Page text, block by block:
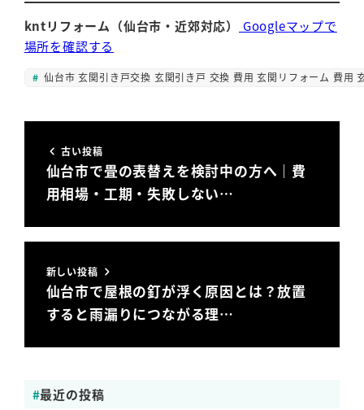
kntリフォーム（仙台市・近郊対応）
Googleマップで
場所を確認する
仙台市 玄関引き戸交換 玄関引き戸 交換 費用 玄関リフォーム 費用
古い投稿
仙台市で畳の表替えを検討中の方へ｜費
用相場・工期・失敗しない…
新しい投稿
仙台市で屋根の釘が浮く原因とは？放置
すると雨漏りにつながる理…
最近の投稿